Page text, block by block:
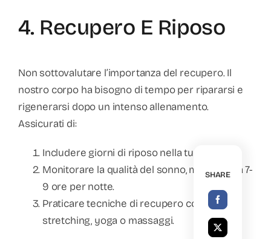
4. Recupero E Riposo
Non sottovalutare l’importanza del recupero. Il
nostro corpo ha bisogno di tempo per ripararsi e
rigenerarsi dopo un intenso allenamento.
Assicurati di:
Includere giorni di riposo nella tua routine.
Monitorare la qualità del sonno, mirandola a 7-
9 ore per notte.
Praticare tecniche di recupero come
stretching, yoga o massaggi.
SHARE